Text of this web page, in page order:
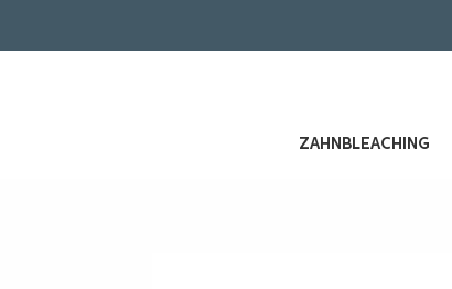
ZAHNBLEACHING